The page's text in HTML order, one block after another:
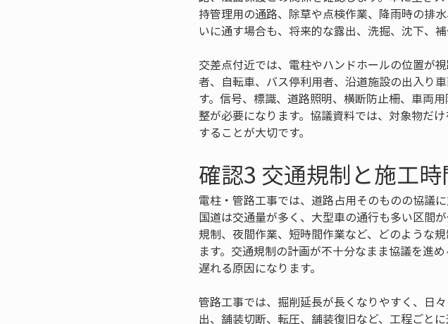
持管理用の通路、除草や点検作業、降雨時の排
いに通す場合も、将来的な露出、洗掘、沈下、
交差点付近では、電柱やハンドホールの位置が
者、自転車、バス停利用者、沿道施設の出入り
す。信号、標識、道路照明、横断防止柵、車両
整が必要になります。協議資料では、対象物だ
することが大切です。
確認3 交通規制と施工
電柱・管路工事では、道路占用そのものの協議
国道は交通量が多く、大型車の通行も多い区間
規制、夜間作業、短時間作業など、どのような
ます。交通規制の計画が不十分なまま協議を進
遅れる原因になります。
管路工事では、掘削延長が長くなりやすく、日
出、舗装切断、転圧、舗装復旧など、工程ごと